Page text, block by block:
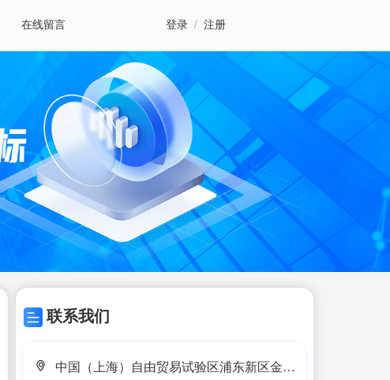
在线留言 登录 / 注册
联系我们
中国（上海）自由贸易试验区浦东新区金皖